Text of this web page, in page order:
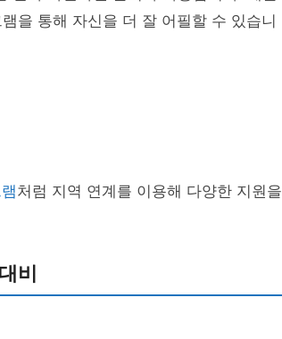
을 통해 자신을 더 잘 어필할 수 있습니
처럼 지역 연계를 이용해 다양한 지원을
비